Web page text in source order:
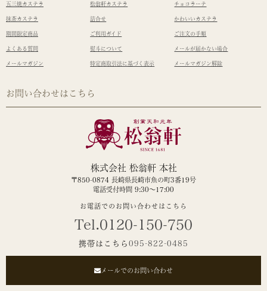
五三焼カステラ 松翁軒カステラ チョコラーテ
抹茶カステラ 詰合せ かわいいカステラ
期間限定商品 ご利用ガイド ご注文の手順
よくある質問 熨斗について メールが届かない場合
メールマガジン 特定商取引法に基づく表示 メールマガジン解除
お問い合わせはこちら
株式会社 松翁軒 本社
〒850-0874 長崎県長崎市魚の町3番19号
電話受付時間 9:30～17:00
お電話でのお問い合わせはこちら
Tel.0120-150-750
携帯はこちら 095-822-0485
メールでのお問い合わせ